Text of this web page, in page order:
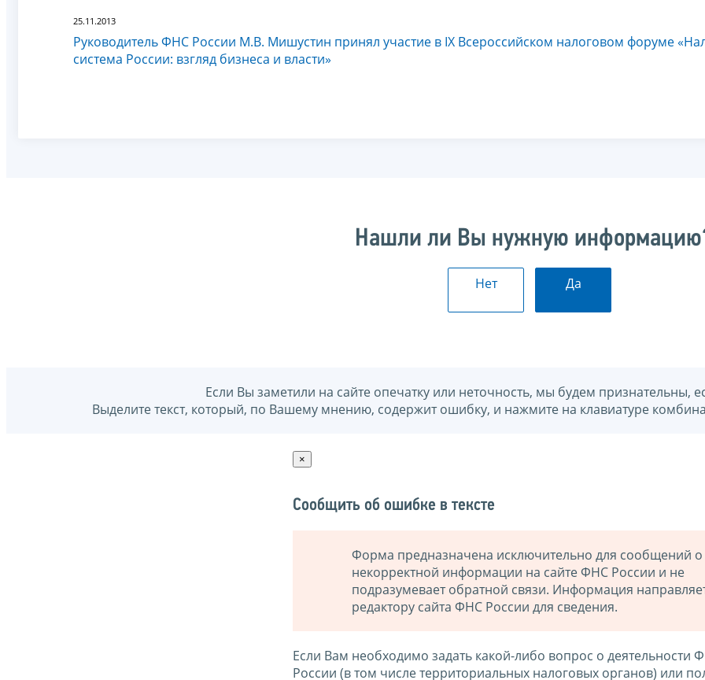
25.11.2013
Руководитель ФНС России М.В. Мишустин принял участие в IX Всероссийском налоговом форуме
система России: взгляд бизнеса и власти»
Нашли ли Вы нужную
Нет Да
Если Вы заметили на сайте опечатку или неточность, мы будем признательны,
Выделите текст, который, по Вашему мнению, содержит ошибку, и нажмите на клавиатуре
×
Сообщить об ошибке в тексте
Форма предназначена исключительно для сообщений о
некорректной информации на сайте ФНС России и не
подразумевает обратной связи. Информация
редактору сайта ФНС России для сведения.
Если Вам необходимо задать какой-либо вопрос о деятельности
России (в том числе территориальных налоговых органов) или